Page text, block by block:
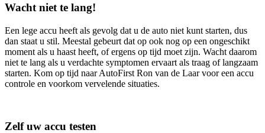
Wacht niet te lang!
Een lege accu heeft als gevolg dat u de auto niet kunt starten, dus
dan staat u stil. Meestal gebeurt dat op ook nog op een ongeschikt
moment als u haast heeft, of ergens op tijd moet zijn. Wacht daarom
niet te lang als u verdachte symptomen ervaart als traag of langzaam
starten. Kom op tijd naar AutoFirst Ron van de Laar voor een accu
controle en voorkom vervelende situaties.
Zelf uw accu testen